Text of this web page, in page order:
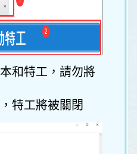
和特工，請勿將
特工將被關閉